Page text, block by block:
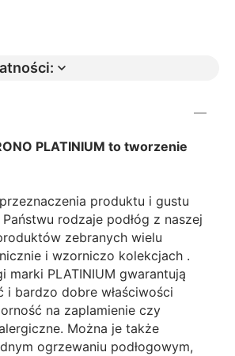
PLATINIUM to tworzenie
produktu i gustu
rodzaje podłóg z naszej
zebranych wielu
i wzorniczo kolekcjach .
marki PLATINIUM gwarantują
i bardzo dobre właściwości
na zaplamienie czy
Można je także
ogrzewaniu podłogowym,